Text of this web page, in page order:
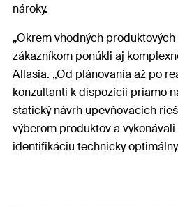
nároky.
„Okrem vhodných
zákazníkom ponúkli aj
Allasia. „Od plánovania až po
konzultanti k dispozícii priamo
statický návrh upevňovacích
výberom produktov a
identifikáciu technicky